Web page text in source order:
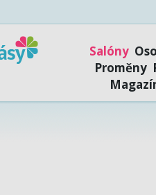
Salóny
Proměny